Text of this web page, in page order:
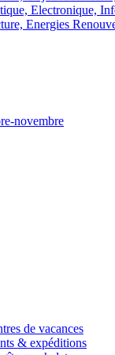
Electronique,
Energies
novembre
de vacances
& expéditions